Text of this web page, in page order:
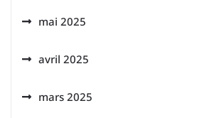
mai 2025
avril 2025
mars 2025